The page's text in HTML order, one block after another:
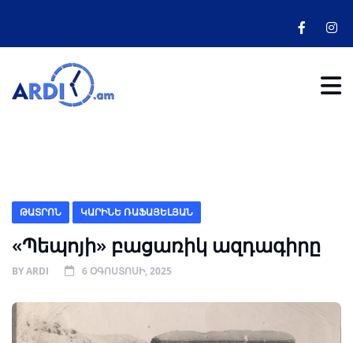
ԹԱՏՐՈՆ ԿԱՐԻՆԵ ՌԱՖԱՅԵԼՅԱՆ
«Պեպոյի» բացառիկ ազդագիրը
BYARDI 6 ՕԳՈՍՏՈՍԻ, 2025